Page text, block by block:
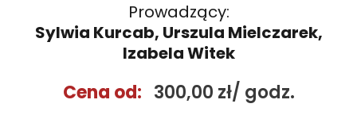
Prowadzący:
Sylwia Kurcab, Urszula Mielczarek,
Izabela Witek
Cena od: 300,00 zł/ godz.